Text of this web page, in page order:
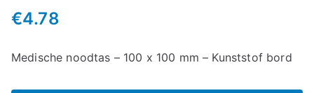
€4.78
Medische noodtas – 100 x 100 mm – Kunststof bord